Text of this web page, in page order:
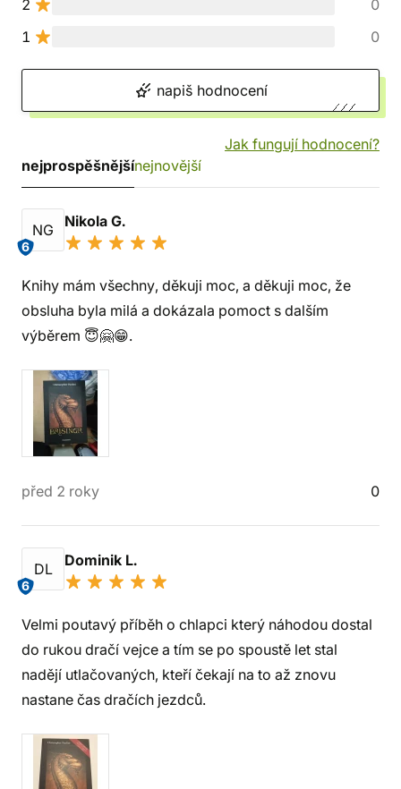
2
0
1
0
napiš hodnocení
Jak fungují hodnocení?
nejprospěšnějšínejnovější
NG
6
Nikola G.
Knihy mám všechny, děkuji moc, a děkuji moc, že
obsluha byla milá a dokázala pomoct s dalším
výběrem 😇🤗😁.
před 2 roky 0
DL
6
Dominik L.
Velmi poutavý příběh o chlapci který náhodou dostal
do rukou dračí vejce a tím se po spoustě let stal
nadějí utlačovaných, kteří čekají na to až znovu
nastane čas dračích jezdců.